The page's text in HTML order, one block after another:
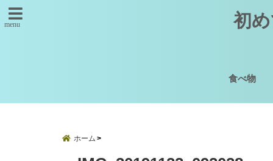
menu 初
食べ物
ホーム